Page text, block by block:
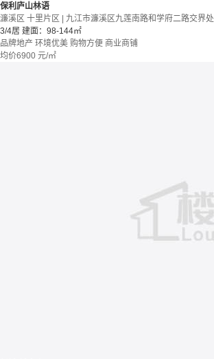
保利庐山林语
濂溪区 十里片区 | 九江市濂溪区九莲南路和学府二路交界处
3/4居 建面：98-144㎡
品牌地产 环境优美 购物方便 商业商铺
均价6900 元/㎡